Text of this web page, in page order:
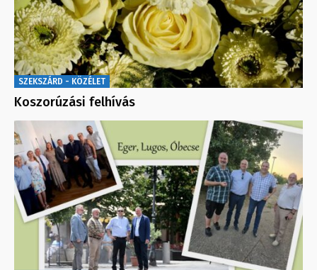
SZEKSZÁRD - KÖZÉLET
Koszorúzási felhívás